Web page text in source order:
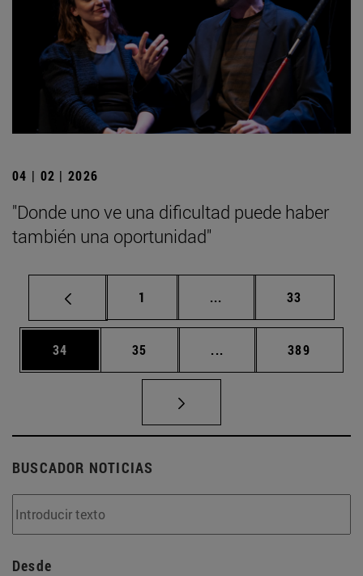
04 | 02 | 2026
"Donde uno ve una dificultad puede haber
también una oportunidad"
Página
1 ... Páginas intermedias
Página
33
Página
34 Página
35 ... Páginas intermedias
Página
389
BUSCADOR NOTICIAS
Desde